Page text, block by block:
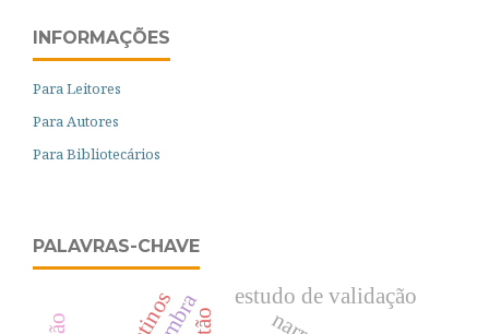
INFORMAÇÕES
Para Leitores
Para Autores
Para Bibliotecários
PALAVRAS-CHAVE
estudo de validação